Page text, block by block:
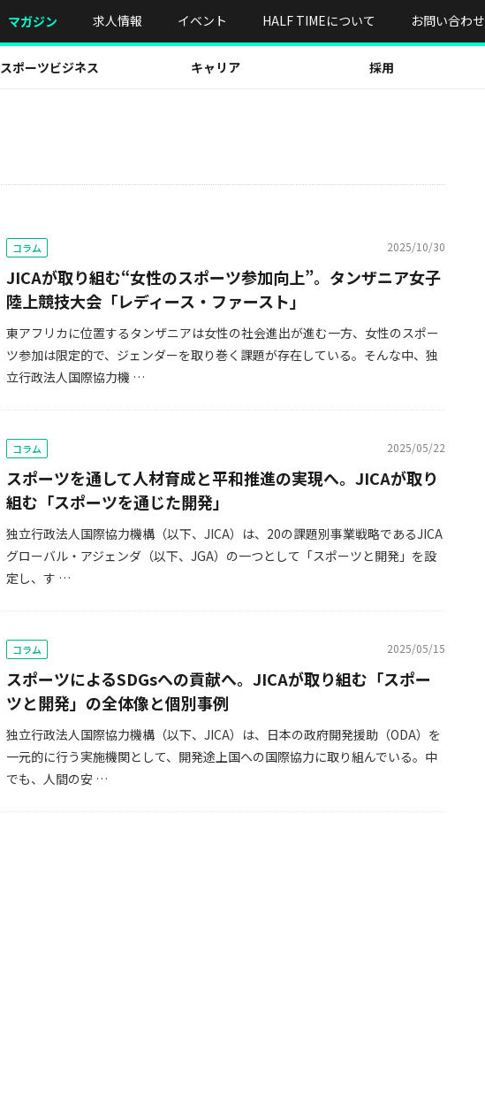
マガジン 求人情報 イベント HALF TIMEについて お問い合わせ
スポーツビジネス キャリア 採用
コラム 2025/10/30
JICAが取り組む“女性のスポーツ参加向上”。タンザニア女子
陸上競技大会「レディース・ファースト」
東アフリカに位置するタンザニアは女性の社会進出が進む一方、女性のスポー
ツ参加は限定的で、ジェンダーを取り巻く課題が存在している。そんな中、独
立行政法人国際協力機 …
コラム 2025/05/22
スポーツを通して人材育成と平和推進の実現へ。JICAが取り
組む「スポーツを通じた開発」
独立行政法人国際協力機構（以下、JICA）は、20の課題別事業戦略であるJICA
グローバル・アジェンダ（以下、JGA）の一つとして「スポーツと開発」を設
定し、す …
コラム 2025/05/15
スポーツによるSDGsへの貢献へ。JICAが取り組む「スポー
ツと開発」の全体像と個別事例
独立行政法人国際協力機構（以下、JICA）は、日本の政府開発援助（ODA）を
一元的に行う実施機関として、開発途上国への国際協力に取り組んでいる。中
でも、人間の安 …